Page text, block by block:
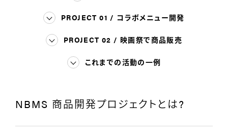
PROJECT 01 / コラボメニュー開発
PROJECT 02 / 映画祭で商品販売
これまでの活動の一例
NBMS 商品開発プロジェクトとは?